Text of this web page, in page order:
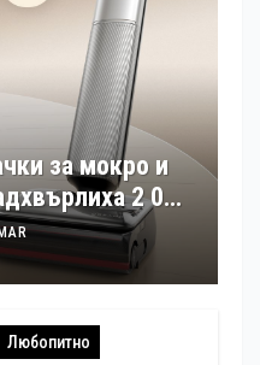
за мокро и
2 000
мащаб
Любопитно